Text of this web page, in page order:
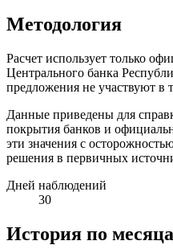
Методология
Расчет использует только
Центрального банка
предложения не участвуют в
Данные приведены для
покрытия банков и
эти значения с
решения в первичных
Дней наблюдений
30
История по